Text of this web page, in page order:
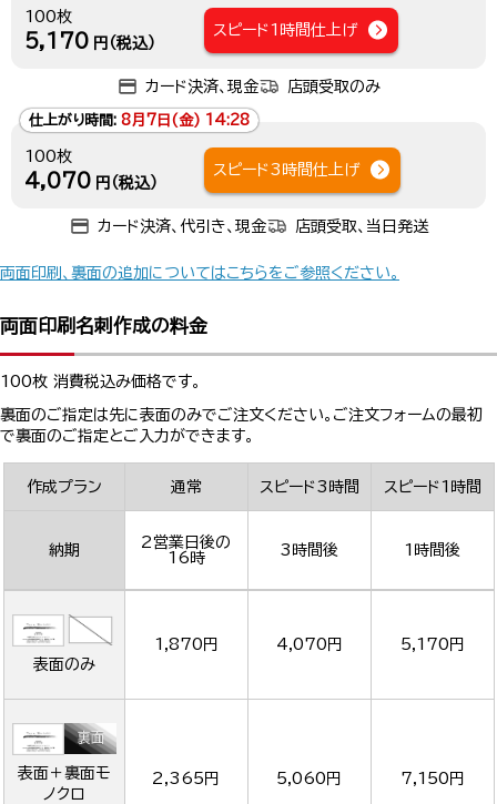
100枚
5,170 円（税込）
スピード1時間仕上げ
カード決済、現金 店頭受取のみ
仕上がり時間: 8月7日(金) 14:28
100枚
4,070 円（税込）
スピード3時間仕上げ
カード決済、代引き、現金 店頭受取、当日発送
両面印刷、裏面の追加についてはこちらをご参照ください。
両面印刷名刺作成の料金
100枚 消費税込み価格です。
裏面のご指定は先に表面のみでご注文ください。ご注文フォームの最初
で裏面のご指定とご入力ができます。
作成プラン 通常 スピード3時間 スピード1時間
納期
2営業日後の
16時
3時間後 1時間後
表面のみ
1,870円 4,070円 5,170円
表面＋裏面モ
ノクロ
2,365円 5,060円 7,150円